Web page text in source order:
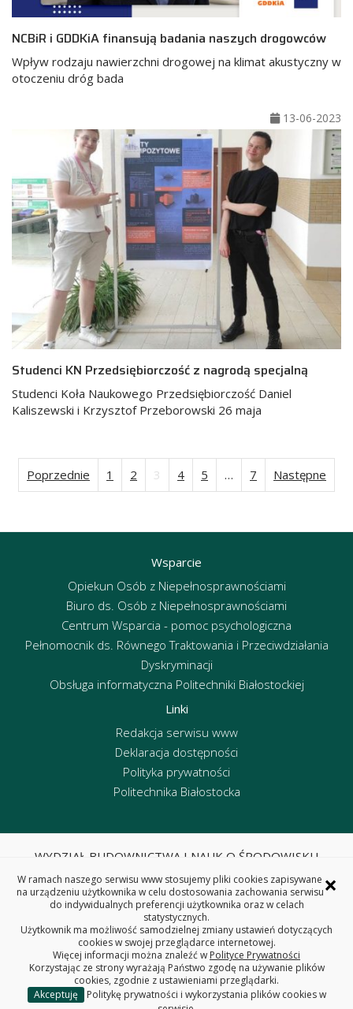
NCBiR i GDDKiA finansują badania naszych drogowców
Wpływ rodzaju nawierzchni drogowej na klimat akustyczny w
otoczeniu dróg bada
13-06-2023
Studenci KN Przedsiębiorczość z nagrodą specjalną
Studenci Koła Naukowego Przedsiębiorczość Daniel
Kaliszewski i Krzysztof Przeborowski 26 maja
Stronicowanie
Poprzednie 1 2 3 4 5 … 7 Następne
Wsparcie
Opiekun Osób z Niepełnosprawnościami
Biuro ds. Osób z Niepełnosprawnościami
Centrum Wsparcia - pomoc psychologiczna
Pełnomocnik ds. Równego Traktowania i Przeciwdziałania
Dyskryminacji
Obsługa informatyczna Politechniki Białostockiej
Linki
Redakcja serwisu www
Deklaracja dostępności
Polityka prywatności
Politechnika Białostocka
WYDZIAŁ BUDOWNICTWA I NAUK O ŚRODOWISKU
ul. Wiejska 45E, 15-351 Białystok
tel. centrala 85 746 95 60, fax 85 746 95 59
REGON: 000001672 NIP: 542-020-87-21
Copyright © 2025 Politechnika Białostocka
×
W ramach naszego serwisu www stosujemy pliki cookies zapisywane
na urządzeniu użytkownika w celu dostosowania zachowania serwisu
do indywidualnych preferencji użytkownika oraz w celach
statystycznych.
Użytkownik ma możliwość samodzielnej zmiany ustawień dotyczących
cookies w swojej przeglądarce internetowej.
Więcej informacji można znaleźć w Polityce Prywatności
Korzystając ze strony wyrażają Państwo zgodę na używanie plików
cookies, zgodnie z ustawieniami przeglądarki.
Akceptuję
Politykę prywatności i wykorzystania plików cookies w